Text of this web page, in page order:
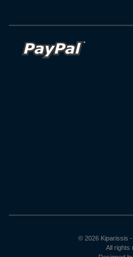
© 2026 Kiparissis
All rights